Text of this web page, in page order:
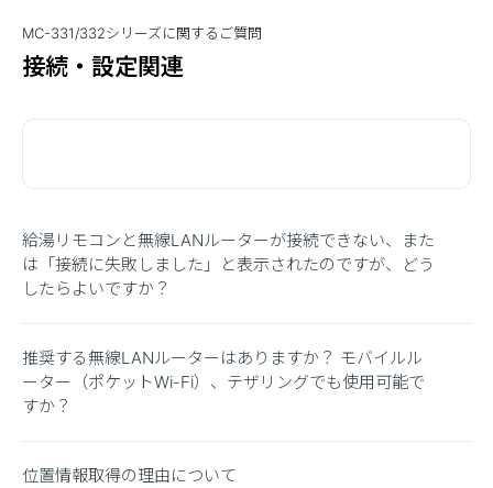
MC-331/332シリーズに関するご質問
接続・設定関連
給湯リモコンと無線LANルーターが接続できない、また
は「接続に失敗しました」と表示されたのですが、どう
したらよいですか？
推奨する無線LANルーターはありますか？ モバイルル
ーター（ポケットWi-Fi）、テザリングでも使用可能で
すか？
位置情報取得の理由について